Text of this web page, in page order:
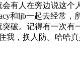
有人在旁边说这
和ljb一起去经常
破。记得有一次
我，换人防。哈哈真